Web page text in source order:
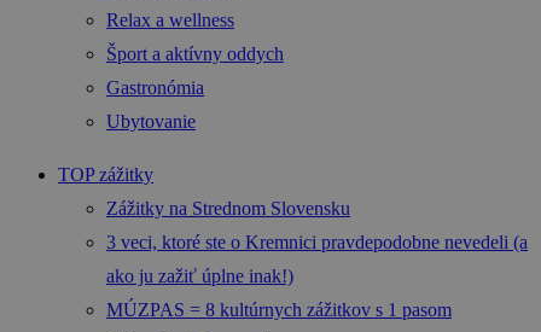
Relax a wellness
Šport a aktívny oddych
Gastronómia
Ubytovanie
TOP zážitky
Zážitky na Strednom Slovensku
3 veci, ktoré ste o Kremnici pravdepodobne nevedeli (a
ako ju zažiť úplne inak!)
MÚZPAS = 8 kultúrnych zážitkov s 1 pasom